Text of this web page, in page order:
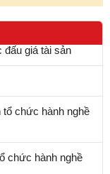
đấu giá tài sản
tổ chức hành nghề
chức hành nghề